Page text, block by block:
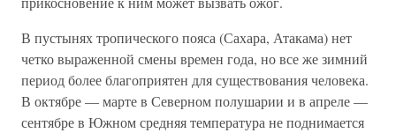
В пустынях тропического пояса (Сахара, Атакама) нет
четко выраженной смены времен года, но все же зимний
период более благоприятен для существования человека.
В октябре — марте в Северном полушарии и в апреле —
сентябре в Южном средняя температура не поднимается